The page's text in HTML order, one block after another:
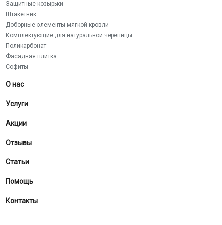
Защитные козырьки
Штакетник
Доборные элементы мягкой кровли
Комплектующие для натуральной черепицы
Поликарбонат
Фасадная плитка
Софиты
О нас
Услуги
Акции
Отзывы
Статьи
Помощь
Контакты